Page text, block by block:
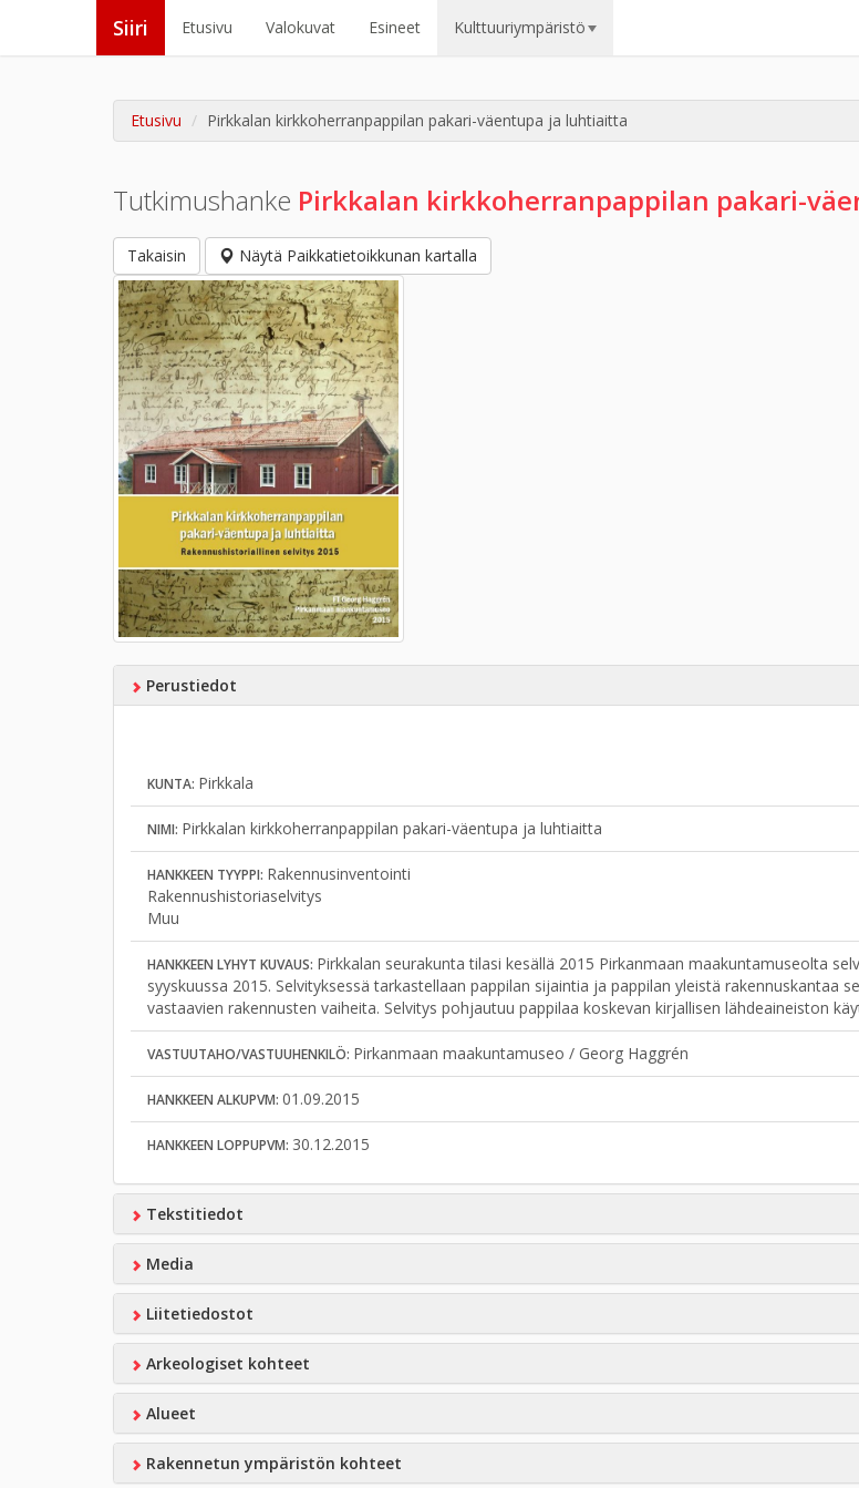
Siiri Etusivu Valokuvat Esineet Kulttuuriympäristö
Etusivu Pirkkalan kirkkoherranpappilan pakari-väentupa ja luhtiaitta
Tutkimushanke Pirkkalan kirkkoherranpappilan pakari-
Takaisin Näytä Paikkatietoikkunan kartalla
Perustiedot
KUNTA: Pirkkala
NIMI: Pirkkalan kirkkoherranpappilan pakari-väentupa ja luhtiaitta
HANKKEEN TYYPPI: Rakennusinventointi
Rakennushistoriaselvitys
Muu
HANKKEEN LYHYT KUVAUS: Pirkkalan seurakunta tilasi kesällä 2015 Pirkanmaan maakuntamuseolta
syyskuussa 2015. Selvityksessä tarkastellaan pappilan sijaintia ja pappilan yleistä rakennuskantaa
vastaavien rakennusten vaiheita. Selvitys pohjautuu pappilaa koskevan kirjallisen lähdeaineiston
VASTUUTAHO/VASTUUHENKILÖ: Pirkanmaan maakuntamuseo / Georg Haggrén
HANKKEEN ALKUPVM: 01.09.2015
HANKKEEN LOPPUPVM: 30.12.2015
Tekstitiedot
Media
Liitetiedostot
Arkeologiset kohteet
Alueet
Rakennetun ympäristön kohteet